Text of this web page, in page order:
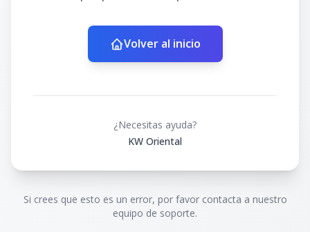
Volver al inicio
¿Necesitas ayuda?
KW Oriental
Si crees que esto es un error, por favor contacta a nuestro
equipo de soporte.